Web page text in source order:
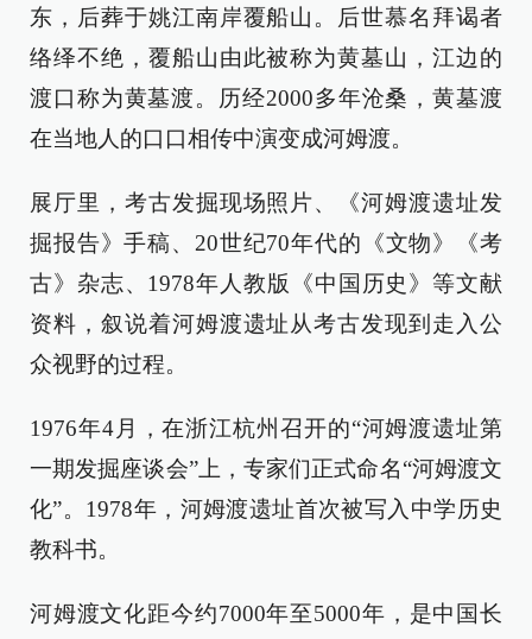
东，后葬于姚江南岸覆船山。后世慕名拜谒者
络绎不绝，覆船山由此被称为黄墓山，江边的
渡口称为黄墓渡。历经2000多年沧桑，黄墓渡
在当地人的口口相传中演变成河姆渡。
展厅里，考古发掘现场照片、《河姆渡遗址发
掘报告》手稿、20世纪70年代的《文物》《考
古》杂志、1978年人教版《中国历史》等文献
资料，叙说着河姆渡遗址从考古发现到走入公
众视野的过程。
1976年4月，在浙江杭州召开的“河姆渡遗址第
一期发掘座谈会”上，专家们正式命名“河姆渡文
化”。1978年，河姆渡遗址首次被写入中学历史
教科书。
河姆渡文化距今约7000年至5000年，是中国长